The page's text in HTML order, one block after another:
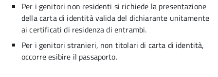
Per i genitori non residenti si richiede la presentazione
della carta di identità valida del dichiarante unitamente
ai certificati di residenza di entrambi.
Per i genitori stranieri, non titolari di carta di identità,
occorre esibire il passaporto.